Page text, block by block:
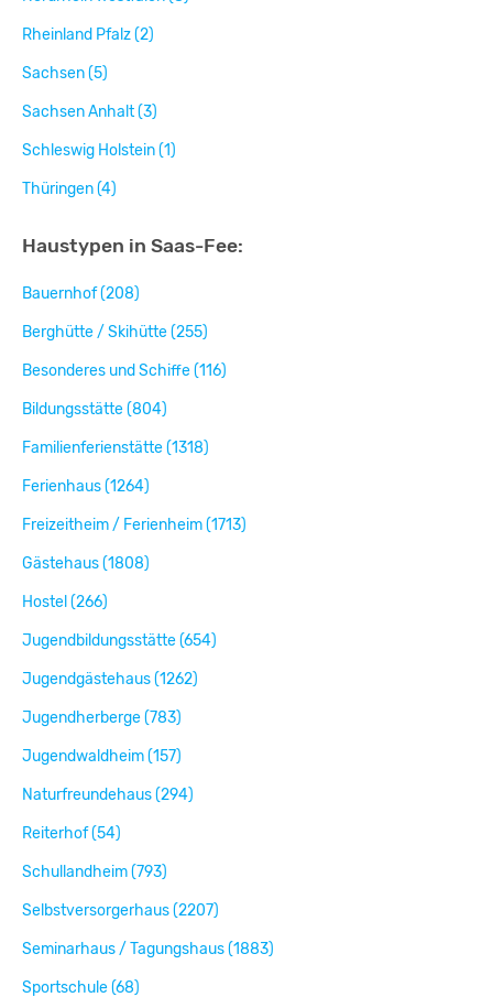
Rheinland Pfalz (2)
Sachsen (5)
Sachsen Anhalt (3)
Schleswig Holstein (1)
Thüringen (4)
Haustypen in Saas-Fee:
Bauernhof (208)
Berghütte / Skihütte (255)
Besonderes und Schiffe (116)
Bildungsstätte (804)
Familienferienstätte (1318)
Ferienhaus (1264)
Freizeitheim / Ferienheim (1713)
Gästehaus (1808)
Hostel (266)
Jugendbildungsstätte (654)
Jugendgästehaus (1262)
Jugendherberge (783)
Jugendwaldheim (157)
Naturfreundehaus (294)
Reiterhof (54)
Schullandheim (793)
Selbstversorgerhaus (2207)
Seminarhaus / Tagungshaus (1883)
Sportschule (68)